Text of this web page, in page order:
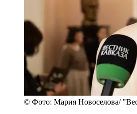
© Фото: Мария Новоселова/